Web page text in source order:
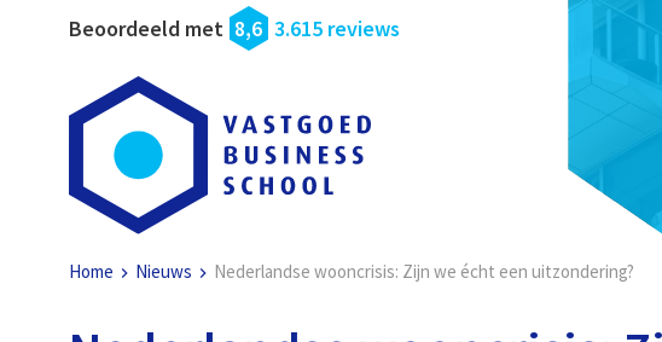
Beoordeeld met 8,6 3.615 reviews
Home Nieuws Nederlandse wooncrisis: Zijn we écht een uitzondering?